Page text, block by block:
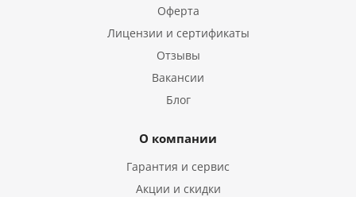
Оферта
Лицензии и сертификаты
Отзывы
Вакансии
Блог
О компании
Гарантия и сервис
Акции и скидки